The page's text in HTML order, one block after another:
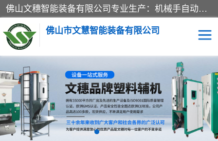
佛山文穗智能装备有限公司专业生产：机械手自动化系列；塑料粉碎机回收系列；塑料混色机系列；温度控制系列：模温机，冷水机；供料输送系列：中央供料系统，欧化/独立式吸料机，分体式吸料机；整机保修一年，易损件除外。
佛山市文慧智能装备有限公司
粉碎回收系列 干燥除湿系列
塑料破碎机 工业冷水机
三机一体除湿干燥机 塑料干燥机